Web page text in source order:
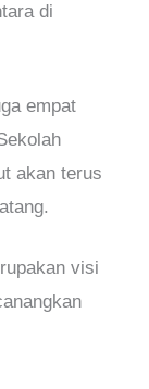
di
empat
akan terus
visi